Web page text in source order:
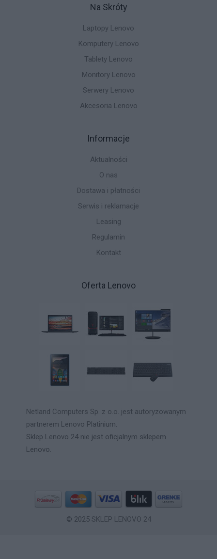
Na Skróty
Laptopy Lenovo
Komputery Lenovo
Tablety Lenovo
Monitory Lenovo
Serwery Lenovo
Akcesoria Lenovo
Informacje
Aktualności
O nas
Dostawa i płatności
Serwis i reklamacje
Leasing
Regulamin
Kontakt
Oferta Lenovo
Netland Computers Sp. z o.o. jest autoryzowanym
partnerem Lenovo Platinium.
Sklep Lenovo 24 nie jest oficjalnym sklepem
Lenovo.
© 2025 SKLEP LENOVO 24